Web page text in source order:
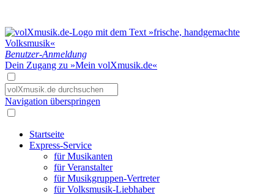
Benutzer-Anmeldung
Dein Zugang zu »Mein volXmusik.de«
Navigation überspringen
Startseite
Express-Service
für Musikanten
für Veranstalter
für Musikgruppen-Vertreter
für Volksmusik-Liebhaber